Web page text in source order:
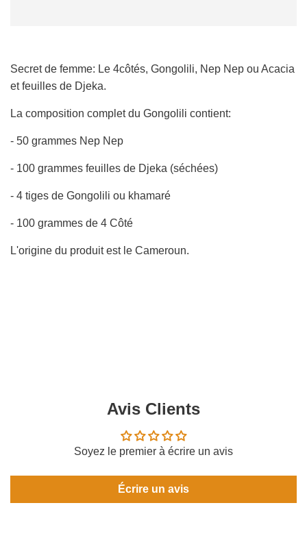
N
C
U
S
.
Secret de femme: Le 4côtés, Gongolili, Nep Nep ou Acacia
et feuilles de Djeka.
La composition complet du Gongolili contient:
- 50 grammes Nep Nep
- 100 grammes feuilles de Djeka (séchées)
- 4 tiges de Gongolili ou khamaré
- 100 grammes de 4 Côté
L'origine du produit est le Cameroun.
Avis Clients
Soyez le premier à écrire un avis
Écrire un avis